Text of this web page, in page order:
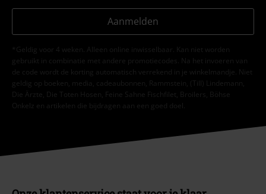
Aanmelden
*Geldig voor 4 weken. Alleen online inwisselbaar. Kan niet worden
gebruikt in combinatie met andere promotiecodes. Na het invoeren van
de code wordt de korting automatisch verrekend in je winkelmandje. Niet
geldig op boeken, media, cadeaubonnen, Rammstein, (Till) Lindemann,
Die Ärzte, Die Toten Hosen, Feine Sahne Fischfilet, Broilers, Böhse
Onkelz en artikelen die bijdragen aan een goed doel.